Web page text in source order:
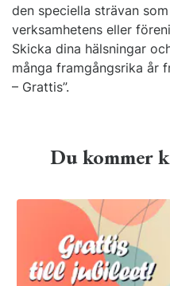
den speciella strävan
verksamhetens eller
Skicka dina hälsningar
många framgångsrika år
– Grattis”.
Du kommer